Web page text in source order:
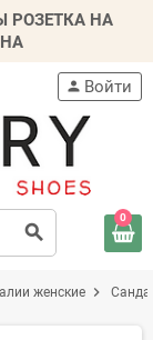
РОЗЕТКА НА
search
person Войти
0
женские chevron_right